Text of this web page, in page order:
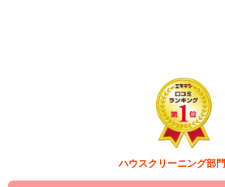
ハウスクリーニング部門